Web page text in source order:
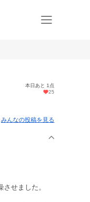
本日あと 1点
25
みんなの投稿を見る
せました。